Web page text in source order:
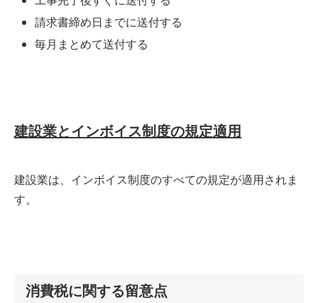
請求書締め日までに送付する
毎月まとめて送付する
建設業とインボイス制度の規定適用
建設業は、インボイス制度のすべての規定が適用されま
す。
消費税に関する留意点